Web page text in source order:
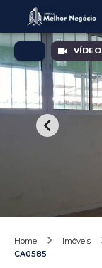
VÍDEO
Home Imóveis
CA0585